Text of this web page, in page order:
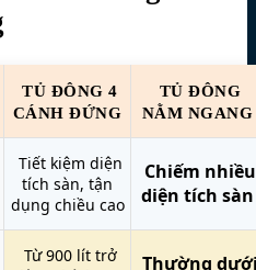
TỦ ĐÔNG 4
CÁNH ĐỨNG
TỦ ĐÔNG
NẰM NGANG
Tiết kiệm diện
tích sàn, tận
dụng chiều cao
Chiếm nhiều
diện tích sàn
Từ 900 lít trở
Thường